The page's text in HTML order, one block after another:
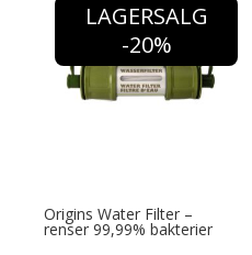
LAGERSALG
-20%
Origins Water Filter –
renser 99,99% bakterier